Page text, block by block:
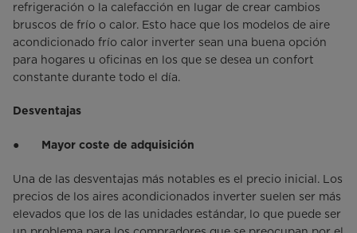
refrigeración o la calefacción en lugar de crear cambios
bruscos de frío o calor. Esto hace que los modelos de aire
acondicionado frío calor inverter sean una buena opción
para hogares u oficinas en los que se desea un confort
constante durante todo el día.
Desventajas
● Mayor coste de adquisición
Una de las desventajas más notables es el precio inicial. Los
precios de los aires acondicionados inverter suelen ser más
elevados que los de las unidades estándar, lo que puede ser